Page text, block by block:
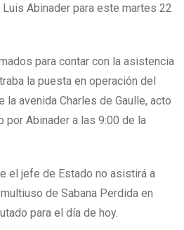
Abinader para este martes 22
para contar con la asistencia
la puesta en operación del
avenida Charles de Gaulle, acto
por Abinader a las 9:00 de la
el jefe de Estado no asistirá a
de Sabana Perdida en
para el día de hoy.